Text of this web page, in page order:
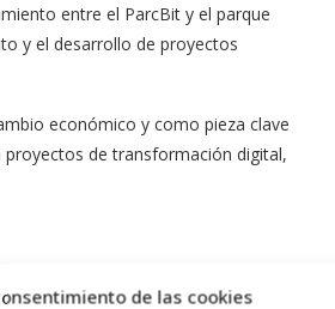
de las cookies
entre el ParcBit y el parque
y el desarrollo de proyectos
económico y como pieza clave
de transformación digital,